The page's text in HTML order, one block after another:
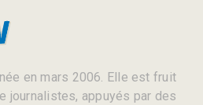
en mars 2006. Elle est fruit
journalistes, appuyés par des